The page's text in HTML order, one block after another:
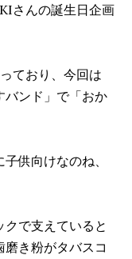
さんの誕生日企画
ており、今回は
バンド」で「おか
供向けなのね、
で支えていると
き粉がタバスコ